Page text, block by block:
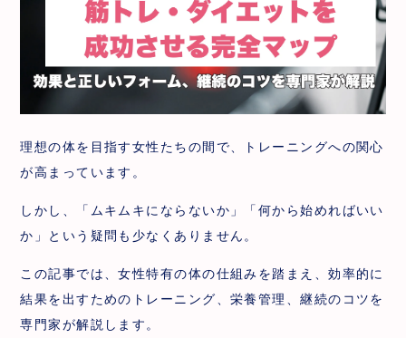
理想の体を目指す女性たちの間で、トレーニングへの関心
が高まっています。
しかし、「ムキムキにならないか」「何から始めればいい
か」という疑問も少なくありません。
この記事では、女性特有の体の仕組みを踏まえ、効率的に
結果を出すためのトレーニング、栄養管理、継続のコツを
専門家が解説します。